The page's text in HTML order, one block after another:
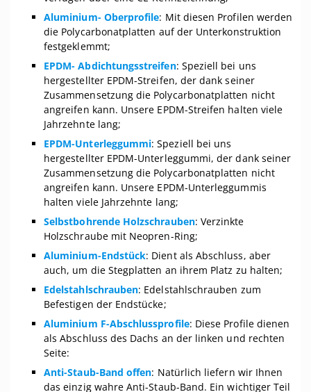
Aluminium- Oberprofile: Mit diesen Profilen werden
die Polycarbonatplatten auf der Unterkonstruktion
festgeklemmt;
EPDM- Abdichtungsstreifen: Speziell bei uns
hergestellter EPDM-Streifen, der dank seiner
Zusammensetzung die Polycarbonatplatten nicht
angreifen kann. Unsere EPDM-Streifen halten viele
Jahrzehnte lang;
EPDM-Unterleggummi: Speziell bei uns
hergestellter EPDM-Unterleggummi, der dank seiner
Zusammensetzung die Polycarbonatplatten nicht
angreifen kann. Unsere EPDM-Unterleggummis
halten viele Jahrzehnte lang;
Selbstbohrende Holzschrauben: Verzinkte
Holzschraube mit Neopren-Ring;
Aluminium-Endstück: Dient als Abschluss, aber
auch, um die Stegplatten an ihrem Platz zu halten;
Edelstahlschrauben: Edelstahlschrauben zum
Befestigen der Endstücke;
Aluminium F-Abschlussprofile: Diese Profile dienen
als Abschluss des Dachs an der linken und rechten
Seite:
Anti-Staub-Band offen: Natürlich liefern wir Ihnen
das einzig wahre Anti-Staub-Band. Ein wichtiger Teil